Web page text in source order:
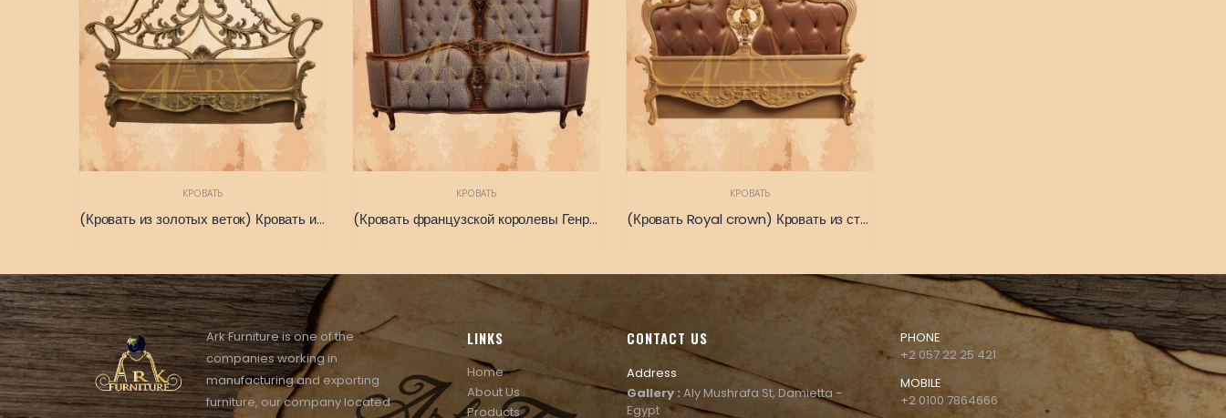
КРОВАТЬ
(Кровать из золотых веток) Кровать из старого итальянского наследия
КРОВАТЬ
(Кровать французской королевы Генриетты Марии) Кровать из дворца королевы Генриетты Марии Французское наследие
КРОВАТЬ
(Кровать Royal crown) Кровать из старого итальянского классического наследия
Ark Furniture is one of the
companies working in
manufacturing and exporting
furniture, our company located
LINKS
Home
About Us
Products
CONTACT US
Address
Gallery : Aly Mushrafa St, Damietta -
Egypt
PHONE
+2 057 22 25 421
MOBILE
+2 0100 7864666